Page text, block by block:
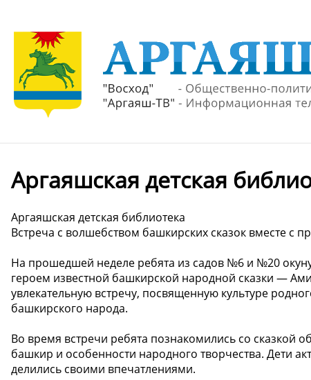
Аргаяшская детская
Аргаяшская детская библиотека
Встреча с волшебством башкирских сказок вместе с
На прошедшей неделе ребята из садов №6 и №20
героем известной башкирской народной сказки —
увлекательную встречу, посвященную культуре
башкирского народа.
Во время встречи ребята познакомились со сказкой
башкир и особенности народного творчества. Дети
делились своими впечатлениями.